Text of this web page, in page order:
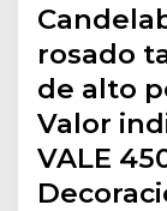
rosado
de alto
Valor
VALE